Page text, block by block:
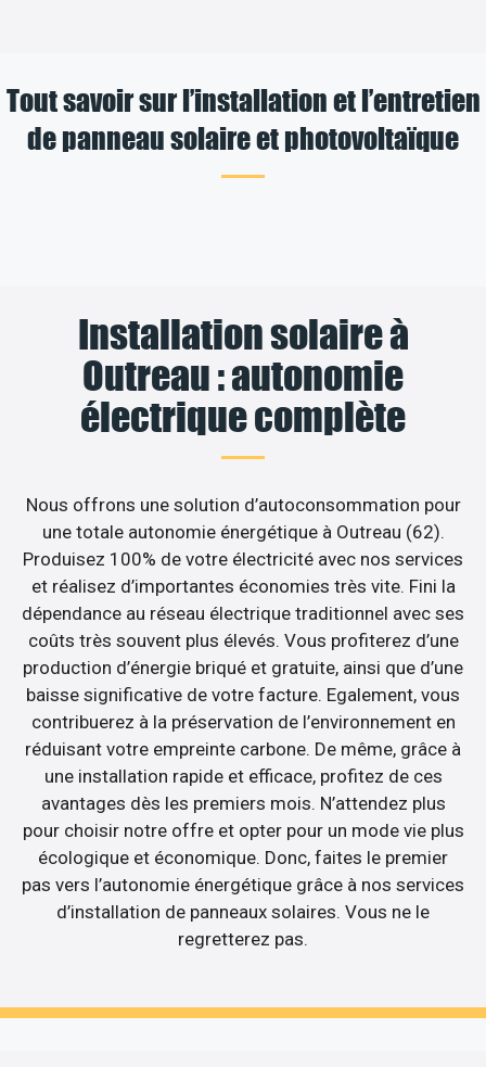
Tout savoir sur l’installation et l’entretien
de panneau solaire et photovoltaïque
Installation solaire à
Outreau : autonomie
électrique complète
Nous offrons une solution d’autoconsommation pour
une totale autonomie énergétique à Outreau (62).
Produisez 100% de votre électricité avec nos services
et réalisez d’importantes économies très vite. Fini la
dépendance au réseau électrique traditionnel avec ses
coûts très souvent plus élevés. Vous profiterez d’une
production d’énergie briqué et gratuite, ainsi que d’une
baisse significative de votre facture. Egalement, vous
contribuerez à la préservation de l’environnement en
réduisant votre empreinte carbone. De même, grâce à
une installation rapide et efficace, profitez de ces
avantages dès les premiers mois. N’attendez plus
pour choisir notre offre et opter pour un mode vie plus
écologique et économique. Donc, faites le premier
pas vers l’autonomie énergétique grâce à nos services
d’installation de panneaux solaires. Vous ne le
regretterez pas.